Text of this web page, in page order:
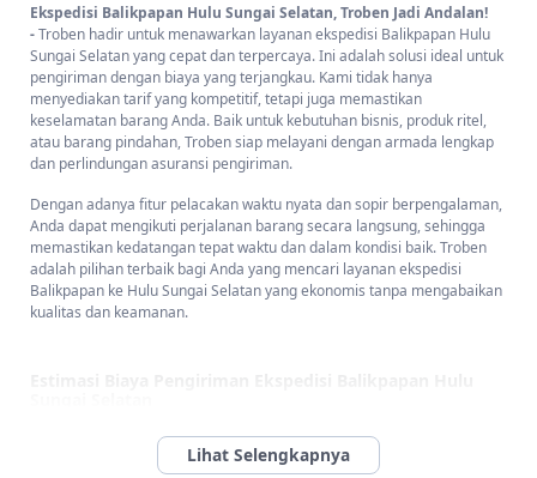
Ekspedisi Balikpapan Hulu Sungai Selatan, Troben Jadi Andalan!
-Troben hadir untuk menawarkan layanan ekspedisi Balikpapan Hulu
Sungai Selatan yang cepat dan terpercaya. Ini adalah solusi ideal untuk
pengiriman dengan biaya yang terjangkau. Kami tidak hanya
menyediakan tarif yang kompetitif, tetapi juga memastikan
keselamatan barang Anda. Baik untuk kebutuhan bisnis, produk ritel,
atau barang pindahan, Troben siap melayani dengan armada lengkap
dan perlindungan asuransi pengiriman.
Dengan adanya fitur pelacakan waktu nyata dan sopir berpengalaman,
Anda dapat mengikuti perjalanan barang secara langsung, sehingga
memastikan kedatangan tepat waktu dan dalam kondisi baik. Troben
adalah pilihan terbaik bagi Anda yang mencari layanan ekspedisi
Balikpapan ke Hulu Sungai Selatan yang ekonomis tanpa mengabaikan
kualitas dan keamanan.
Estimasi Biaya Pengiriman Ekspedisi Balikpapan Hulu Sungai
Kami berkomitmen untuk menawarkan tarif yang bersaing